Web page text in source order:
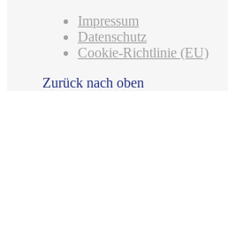
Impressum
Datenschutz
Cookie-Richtlinie (EU)
Zurück nach oben